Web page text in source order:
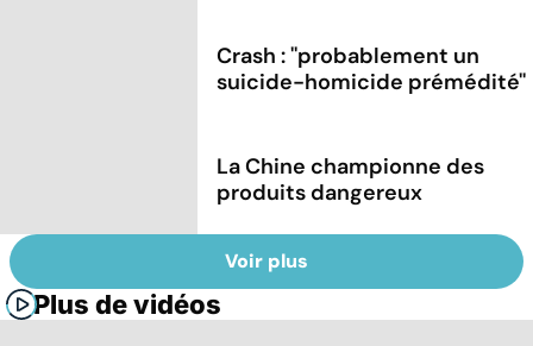
Crash : ''probablement un
suicide-homicide prémédité''
La Chine championne des
produits dangereux
Voir plus
Plus de vidéos